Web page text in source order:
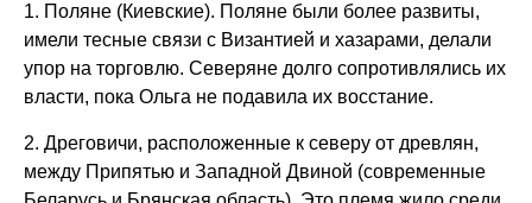
1. Поляне (Киевские). Поляне были более развиты,
имели тесные связи с Византией и хазарами, делали
упор на торговлю. Северяне долго сопротивлялись их
власти, пока Ольга не подавила их восстание.
2. Дреговичи, расположенные к северу от древлян,
между Припятью и Западной Двиной (современные